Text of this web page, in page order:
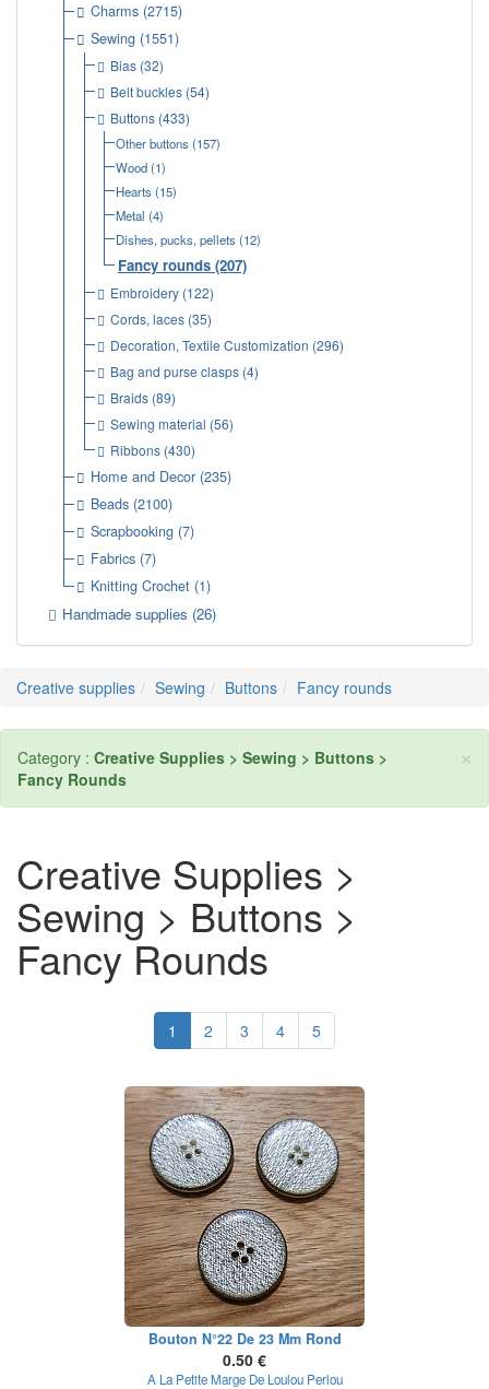
Charms (2715)
Sewing (1551)
Bias(32)
Belt buckles(54)
Buttons(433)
Other buttons(157)
Wood(1)
Hearts(15)
Metal (4)
Dishes, pucks, pellets(12)
Fancy rounds(207)
Embroidery(122)
Cords, laces(35)
Decoration, Textile Customization (296)
Bag and purse clasps(4)
Braids(89)
Sewing material (56)
Ribbons(430)
Home and Decor (235)
Beads (2100)
Scrapbooking (7)
Fabrics (7)
Knitting Crochet (1)
Handmade supplies (26)
Creative supplies Sewing Buttons Fancy rounds
×
Category : Creative Supplies > Sewing > Buttons >
Fancy Rounds
Creative Supplies >
Sewing > Buttons >
Fancy Rounds
1 2 3 4 5
Bouton N°22 De 23 Mm Rond
0.50 €
A La Petite Marge De Loulou Perlou